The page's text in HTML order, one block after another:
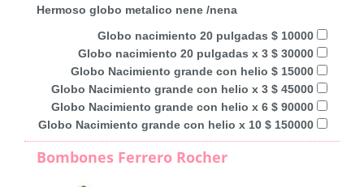
Hermoso globo metalico nene /nena
Globo nacimiento 20 pulgadas $ 10000
Globo nacimiento 20 pulgadas x 3 $ 30000
Globo Nacimiento grande con helio $ 15000
Globo Nacimiento grande con helio x 3 $ 45000
Globo Nacimiento grande con helio x 6 $ 90000
Globo Nacimiento grande con helio x 10 $ 150000
Bombones Ferrero Rocher